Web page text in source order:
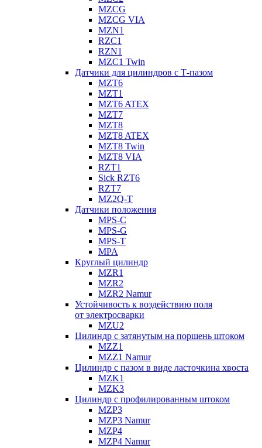
MZCG
MZCG VIA
MZN1
RZC1
RZN1
MZC1 Twin
Датчики для цилиндров с Т-пазом
MZT6
MZT1
MZT6 ATEX
MZT7
MZT8
MZT8 ATEX
MZT8 Twin
MZT8 VIA
RZT1
Sick RZT6
RZT7
MZ2Q-T
Датчики положения
MPS-C
MPS-G
MPS-T
MPA
Круглый цилиндр
MZR1
MZR2
MZR2 Namur
Устойчивость к воздействию поля
от электросварки
MZU2
Цилиндр с затянутым на поршень штоком
MZZ1
MZZ1 Namur
Цилиндр с пазом в виде ласточкина хвоста
MZK1
MZK3
Цилиндр с профилированным штоком
MZP3
MZP3 Namur
MZP4
MZP4 Namur